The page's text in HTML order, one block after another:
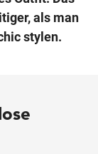
als man
stylen.